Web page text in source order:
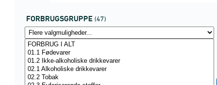
FORBRUGSGRUPPE (47)